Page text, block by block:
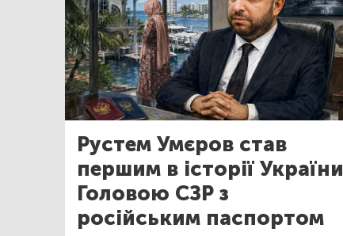
Рустем Умєров став
першим в історії України
Головою СЗР з
російським паспортом